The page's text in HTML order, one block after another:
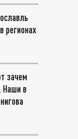
регионах
зачем
Наши в